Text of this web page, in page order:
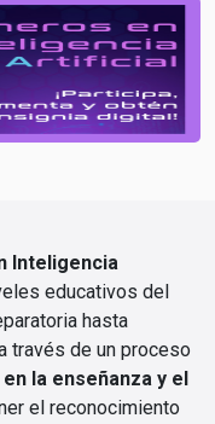
Inteligencia
educativos del
hasta
través de un proceso
la enseñanza y el
el reconocimiento